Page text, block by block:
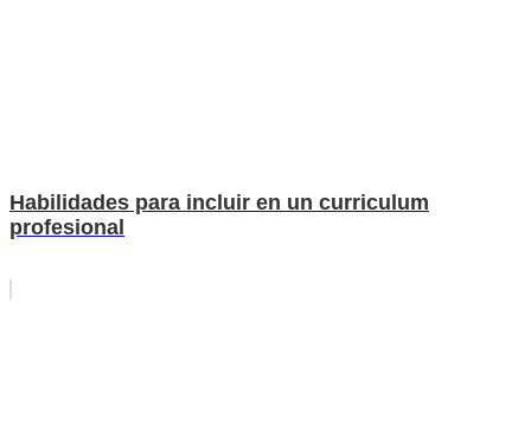
Habilidades para incluir en un curriculum
profesional